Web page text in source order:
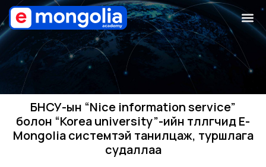
БНСУ-ын “Nice information service”
болон “Korea university”-ийн төлөөлөгчид E-
Mongolia системтэй танилцаж, туршлага
судаллаа